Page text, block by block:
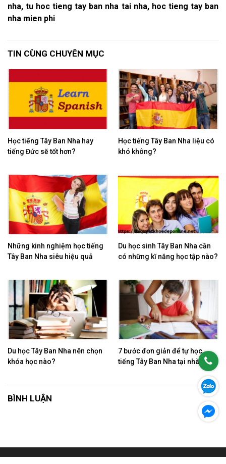
nha, tu hoc tieng tay ban nha tai nha, hoc tieng tay ban
nha mien phi
TIN CÙNG CHUYÊN MỤC
Học tiếng Tây Ban Nha hay
tiếng Đức sẽ tốt hơn?
Học tiếng Tây Ban Nha liệu có
khó không?
Những kinh nghiệm học tiếng
Tây Ban Nha siêu hiệu quả
Du học sinh Tây Ban Nha cần
có những kĩ năng học tập nào?
Du học Tây Ban Nha nên chọn
khóa học nào?
7 bước đơn giản để tự học
tiếng Tây Ban Nha tại nhà
BÌNH LUẬN